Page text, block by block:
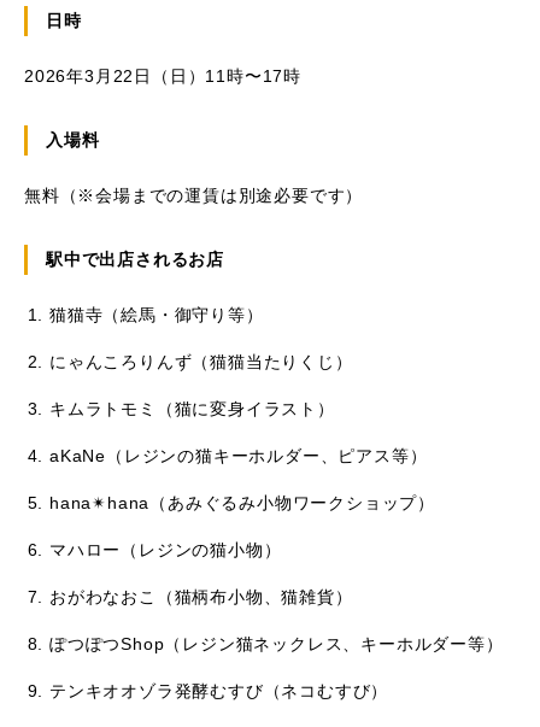
日時
2026年3月22日（日）11時〜17時
入場料
無料（※会場までの運賃は別途必要です）
駅中で出店されるお店
猫猫寺（絵馬・御守り等）
にゃんころりんず（猫猫当たりくじ）
キムラトモミ（猫に変身イラスト）
aKaNe（レジンの猫キーホルダー、ピアス等）
hana✴hana（あみぐるみ小物ワークショップ）
マハロー（レジンの猫小物）
おがわなおこ（猫柄布小物、猫雑貨）
ぽつぽつShop（レジン猫ネックレス、キーホルダー等）
テンキオオゾラ発酵むすび（ネコむすび）